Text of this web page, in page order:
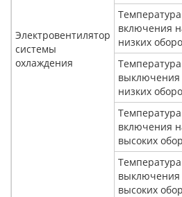
Электровентилятор
системы
охлаждения
Температура
включения
низких
Температура
выключения
низких
Температура
включения
высоких
Температура
выключения
высоких